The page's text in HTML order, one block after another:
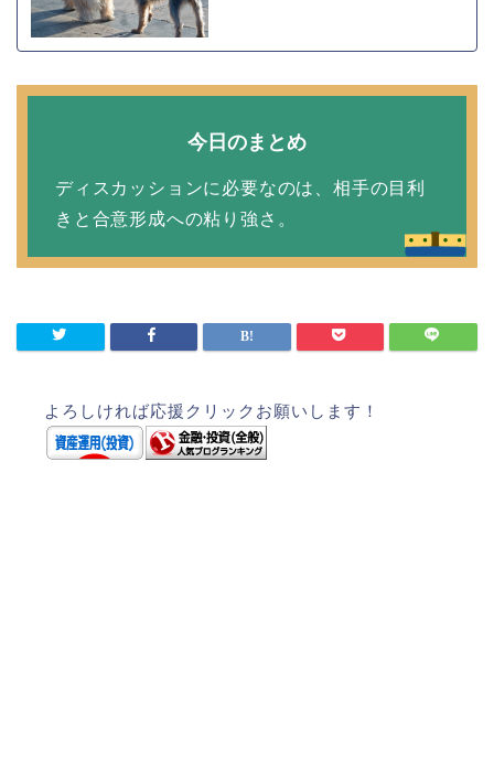
今日のまとめ
ディスカッションに必要なのは、相手の目利
きと合意形成への粘り強さ。
よろしければ応援クリックお願いします！